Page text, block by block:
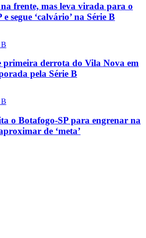
frente, mas leva virada para o
segue ‘calvário’ na Série B
primeira derrota do Vila Nova em
pela Série B
o Botafogo-SP para engrenar na
de ‘meta’